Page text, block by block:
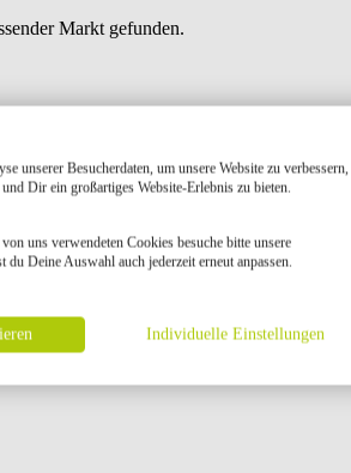
Markt gefunden.
}}
}}
}} von {{ pagination.pageCount }}
unserer Besucherdaten, um unsere Website zu
Dir ein großartiges Website-Erlebnis zu bieten.
uns verwendeten Cookies besuche bitte unsere
du Deine Auswahl auch jederzeit erneut anpassen.
Individuelle Einstellungen